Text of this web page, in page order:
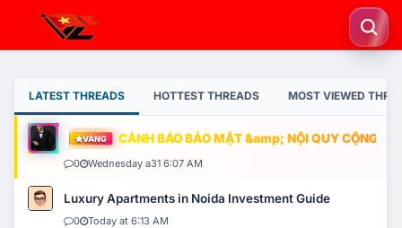
LATEST THREADS HOTTEST THREADS MOST VIEWED
VÀNG CẢNH BÁO BẢO MẬT &amp; NỘI QUY CỘNG
0 Wednesday a31 6:07 AM
Luxury Apartments in Noida Investment Guide
0 Today at 6:13 AM